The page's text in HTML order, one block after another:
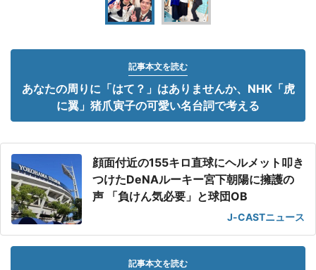
記事本文を読む
あなたの周りに「はて？」はありませんか、NHK「虎
に翼」猪爪寅子の可愛い名台詞で考える
顔面付近の155キロ直球にヘルメット叩き
つけたDeNAルーキー宮下朝陽に擁護の
声 「負けん気必要」と球団OB
J-CASTニュース
記事本文を読む